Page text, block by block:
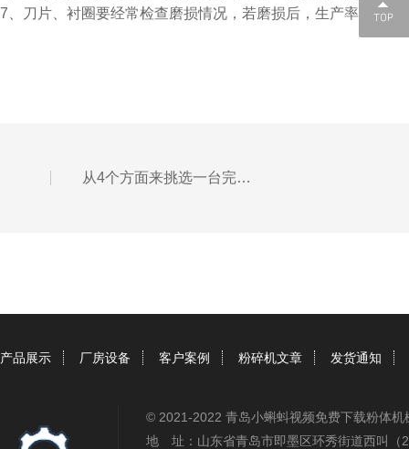
7、刀片、衬圈要经常检查磨损情况，若磨损后，生产率下降
从4个方面来挑选一台完美的新型气流粉碎设备
产品展示 厂房设备 客户案例 粉碎机文章 发货通知
© 2021-2022 青岛小蝌蚪视频免费下载粉体
地 址：山东省青岛市即墨区环秀街道西叫